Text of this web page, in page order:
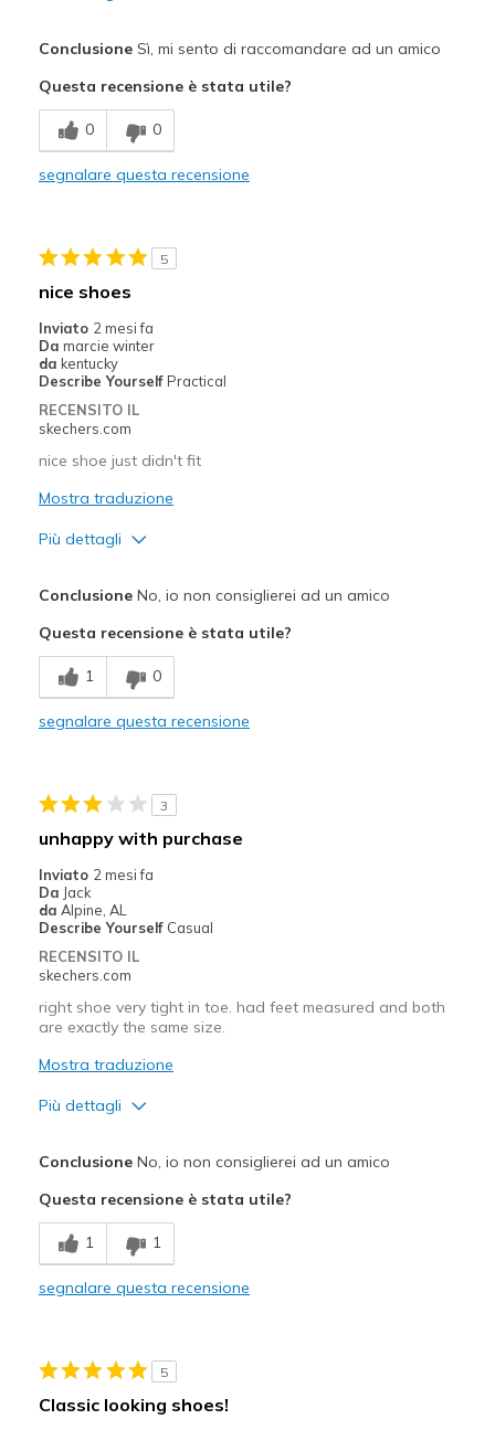
Migliori Utilizzi:
Going Out
ConclusioneSì, mi sento di raccomandare ad un amico
Questa recensione è stata utile?
0 0
segnalare questa recensione
5
nice shoes
Inviato 2 mesi fa
Da marcie winter
da kentucky
Describe Yourself Practical
RECENSITO IL
skechers.com
nice shoe just didn't fit
Mostra traduzione
Più dettagli
Difetti
good quality just didn't fit
Feels too narrow
Sizing
Feels half size too small
View On Shoes
ConclusioneNo, io non consiglierei ad un amico
Questa recensione è stata utile?
1 0
segnalare questa recensione
3
unhappy with purchase
Inviato 2 mesi fa
Da Jack
da Alpine, AL
Describe Yourself Casual
RECENSITO IL
skechers.com
right shoe very tight in toe. had feet measured and both
are exactly the same size.
Mostra traduzione
Più dettagli
Stylish
Difetti
while left shoe fits well, right shoe very tight
Casual Wear
ConclusioneNo, io non consiglierei ad un amico
Questa recensione è stata utile?
1 1
segnalare questa recensione
5
Classic looking shoes!